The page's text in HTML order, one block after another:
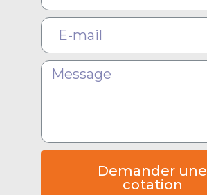
Demander une
cotation